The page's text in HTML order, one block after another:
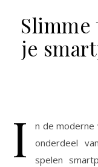
je
I
n de moderne
onderdeel
spelen